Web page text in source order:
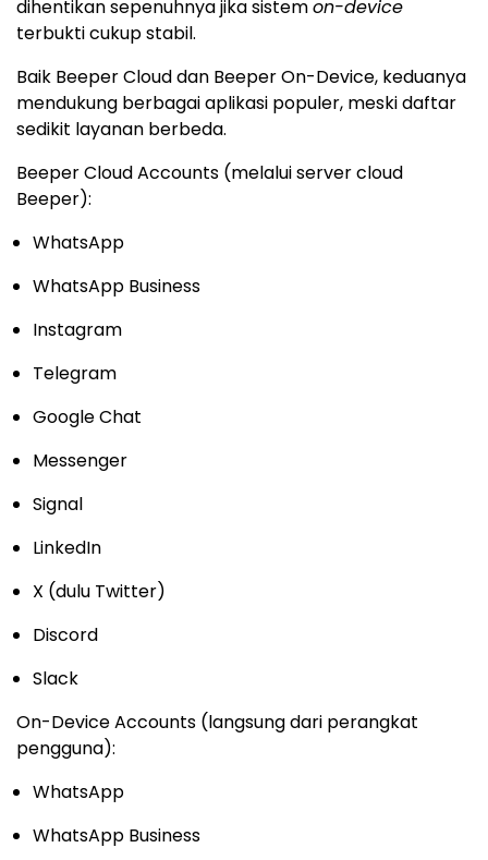
dihentikan sepenuhnya jika sistemon-device
terbukti cukup stabil.
Baik Beeper Cloud dan Beeper On-Device, keduanya
mendukung berbagai aplikasi populer, meski daftar
sedikit layanan berbeda.
Beeper Cloud Accounts (melalui server cloud
Beeper):
WhatsApp
WhatsApp Business
Instagram
Telegram
Google Chat
Messenger
Signal
LinkedIn
X (dulu Twitter)
Discord
Slack
On-Device Accounts (langsung dari perangkat
pengguna):
WhatsApp
WhatsApp Business